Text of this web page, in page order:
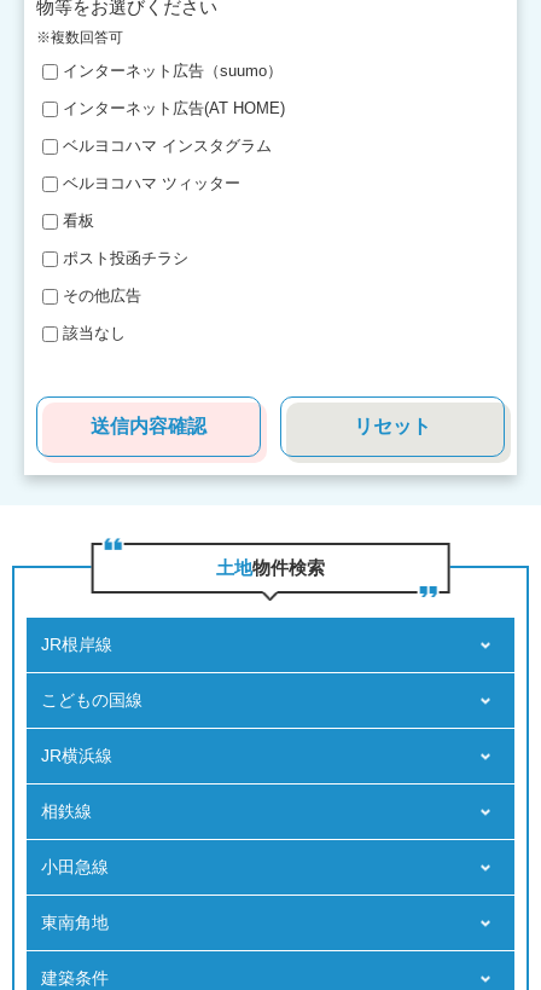
物等をお選びください
※複数回答可
インターネット広告（suumo）
インターネット広告(AT HOME)
ベルヨコハマ インスタグラム
ベルヨコハマ ツィッター
看板
ポスト投函チラシ
その他広告
該当なし
⼟地物件検索
JR根岸線
こどもの国線
JR横浜線
相鉄線
小田急線
東南角地
建築条件